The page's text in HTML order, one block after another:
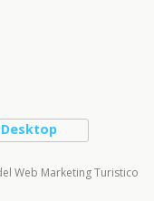
Desktop
Web Marketing Turistico